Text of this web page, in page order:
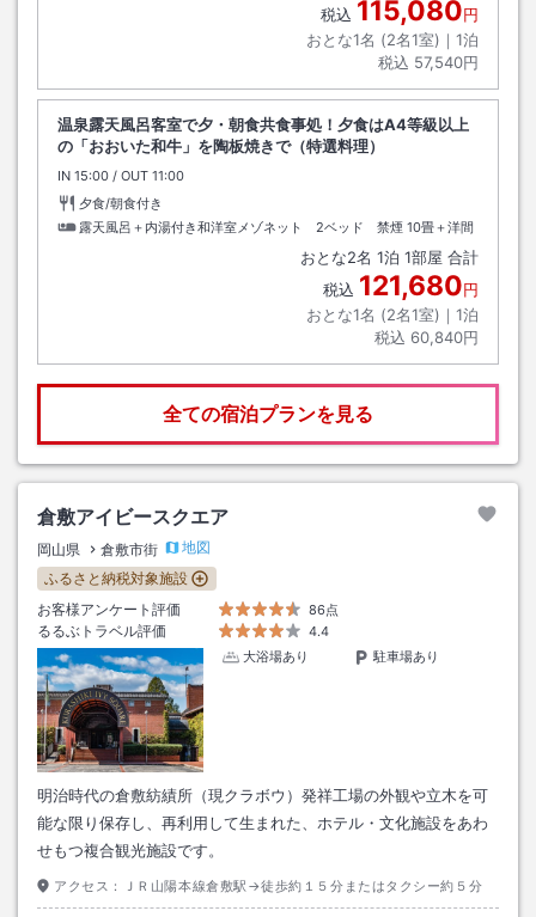
税込 115,080円
おとな1名 (2名1室)｜ 1泊
税込 57,540円
温泉露天風呂客室で夕・朝食共食事処！夕食はA4等級以上
の「おおいた和牛」を陶板焼きで（特選料理）
IN チェックイン
15:00 / OUT チェックアウト
11:00
夕食/朝食付き
露天風呂＋内湯付き和洋室メゾネット 2ベッド 禁煙 10畳＋洋間
おとな2名 1泊 1部屋 合計
税込 121,680円
おとな1名 (2名1室)｜ 1泊
税込 60,840円
全ての宿泊プランを見る
倉敷アイビースクエア
岡山県 倉敷市街
地図
ふるさと納税対象施設
お客様アンケート評価
86点
るるぶトラベル評価
4.4
大浴場あり
駐車場あり
明治時代の倉敷紡績所（現クラボウ）発祥工場の外観や立木を可
能な限り保存し、再利用して生まれた、ホテル・文化施設をあわ
せもつ複合観光施設です。
アクセス： ＪＲ山陽本線倉敷駅→徒歩約１５分またはタクシー約５分